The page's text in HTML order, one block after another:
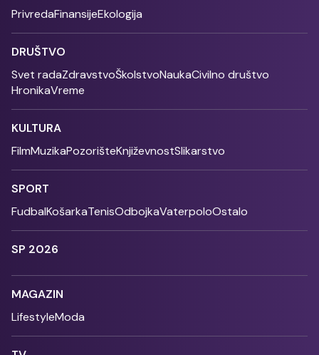
PrivredaFinansijeEkologija
DRUŠTVO
Svet radaZdravstvoŠkolstvoNaukaCivilno društvo
HronikaVreme
KULTURA
FilmMuzikaPozorišteKnjiževnostSlikarstvo
SPORT
FudbalKošarkaTenisOdbojkaVaterpoloOstalo
SP 2026
MAGAZIN
LifestyleModa